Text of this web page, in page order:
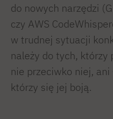
do nowych narzędzi
czy AWS
w trudnej sytuacji
należy do tych,
nie przeciwko niej,
którzy się jej boją.